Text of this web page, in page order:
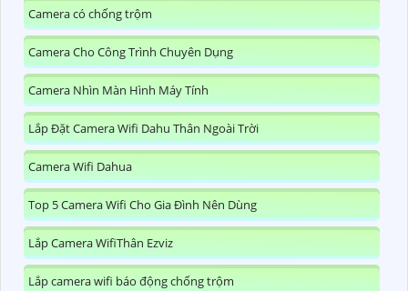
Camera có chống trộm
Camera Cho Công Trình Chuyên Dụng
Camera Nhìn Màn Hình Máy Tính
Lắp Đặt Camera Wifi Dahu Thân Ngoài Trời
Camera Wifi Dahua
Top 5 Camera Wifi Cho Gia Đình Nên Dùng
Lắp Camera WifiThân Ezviz
Lắp camera wifi báo động chống trộm